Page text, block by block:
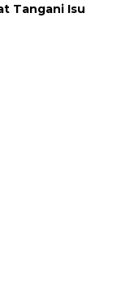
Tangani Isu